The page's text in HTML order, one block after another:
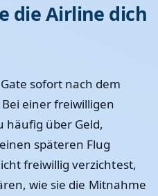
die Airline dich
sofort nach dem
einer freiwilligen
häufig über Geld,
späteren Flug
freiwillig verzichtest,
wie sie die Mitnahme